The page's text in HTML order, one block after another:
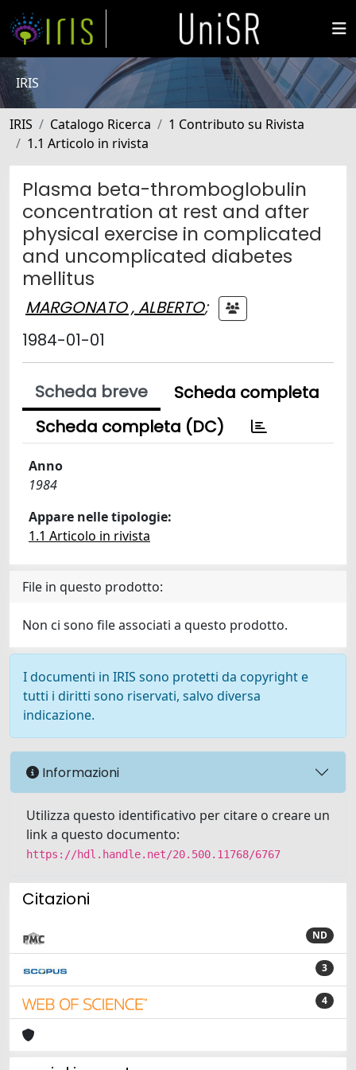
IRIS
IRIS Catalogo Ricerca
1 Contributo su Rivista
1.1 Articolo in rivista
Plasma beta-thromboglobulin
concentration at rest and after
physical exercise in complicated
and uncomplicated diabetes
mellitus
MARGONATO , ALBERTO;
1984-01-01
Scheda breve
Scheda completa
Scheda completa (DC)
Anno
1984
Appare nelle tipologie:
1.1 Articolo in rivista
File in questo prodotto:
Non ci sono file associati a questo prodotto.
I documenti in IRIS sono protetti da copyright e
tutti i diritti sono riservati, salvo diversa
indicazione.
Informazioni
Utilizza questo identificativo per citare o creare un
link a questo documento:
https://hdl.handle.net/20.500.11768/6767
Citazioni
ND
3
4